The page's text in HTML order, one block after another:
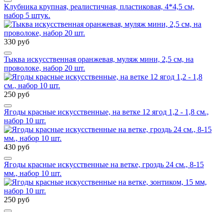
Клубника крупная, реалистичная, пластиковая, 4*4,5 см,
набор 5 штук.
330 руб
Тыква искусственная оранжевая, муляж мини, 2,5 см, на
проволоке, набор 20 шт.
250 руб
Ягоды красные искусственные, на ветке 12 ягод 1,2 - 1,8 см.,
набор 10 шт.
430 руб
Ягоды красные искусственные на ветке, гроздь 24 см., 8-15
мм., набор 10 шт.
250 руб